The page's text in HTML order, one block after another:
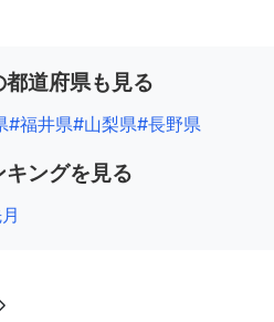
道府県も見る
#福井県#山梨県#長野県
キングを見る